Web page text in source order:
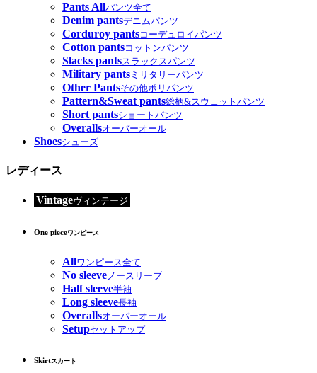
Pants Allパンツ全て
Denim pantsデニムパンツ
Corduroy pantsコーデュロイパンツ
Cotton pantsコットンパンツ
Slacks pantsスラックスパンツ
Military pants ミリタリーパンツ
Other Pantsその他ポリパンツ
Pattern&Sweat pants総柄&スウェットパンツ
Short pantsショートパンツ
Overallsオーバーオール
Shoesシューズ
レディース
Vintageヴィンテージ
One pieceワンピース
Allワンピース全て
No sleeve ノースリーブ
Half sleeve半袖
Long sleeve長袖
Overallsオーバーオール
Setupセットアップ
Skirtスカート